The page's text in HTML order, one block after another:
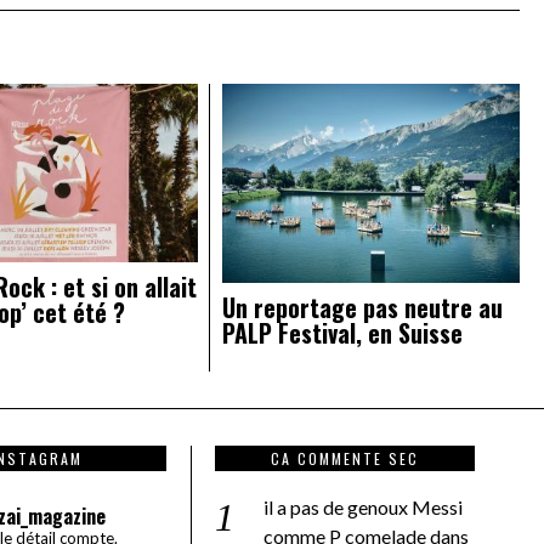
: et si on allait
cet été ? Un reportage pas neutre au
PALP Festival, en Suisse
détail compte.
CA COMMENTE SEC
il a pas de genoux Messi
comme P comeladedans